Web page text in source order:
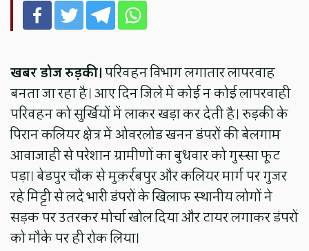
खबर डोज रुड़की।परिवहन विभाग लगातार लापरवाह
बनता जा रहा है। आए दिन जिले में कोई न कोई लापरवाही
परिवहन को सुर्खियों में लाकर खड़ा कर देती है। रुड़की के
पिरान कलियर क्षेत्र में ओवरलोड खनन डंपरों की बेलगाम
आवाजाही से परेशान ग्रामीणों का बुधवार को गुस्सा फूट
पड़ा। बेडपुर चौक से मुक़र्रबपुर और कलियर मार्ग पर गुजर
रहे मिट्टी से लदे भारी डंपरों के खिलाफ स्थानीय लोगों ने
सड़क पर उतरकर मोर्चा खोल दिया और टायर लगाकर डंपरों
को मौके पर ही रोक लिया।